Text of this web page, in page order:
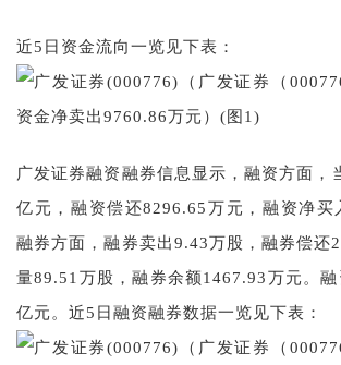
近5日资金流向一览见下表：
广发证券融资融券信息显示，融资方面，
亿元，融资偿还8296.65万元，融资净买
融券方面，融券卖出9.43万股，融券偿还
量89.51万股，融券余额1467.93万元。
亿元。近5日融资融券数据一览见下表：